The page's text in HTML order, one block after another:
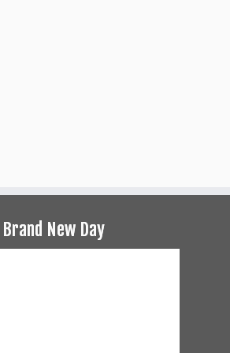
Brand New Day